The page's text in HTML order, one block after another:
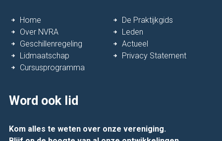
Home
Over NVRA
Geschillenregeling
Lidmaatschap
Cursusprogramma
De Praktijkgids
Leden
Actueel
Privacy Statement
Word ook lid
Kom alles te weten over onze vereniging.